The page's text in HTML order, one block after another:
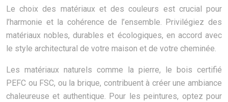
Le choix des matériaux et des couleurs est crucial pour
l’harmonie et la cohérence de l’ensemble. Privilégiez des
matériaux nobles, durables et écologiques, en accord avec
le style architectural de votre maison et de votre cheminée.
Les matériaux naturels comme la pierre, le bois certifié
PEFC ou FSC, ou la brique, contribuent à créer une ambiance
chaleureuse et authentique. Pour les peintures, optez pour